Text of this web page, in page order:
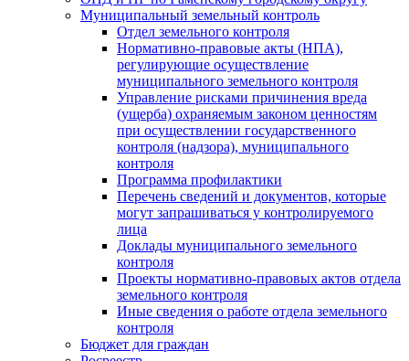
Муниципальный земельный контроль
Отдел земельного контроля
Нормативно-правовые акты (НПА),
регулирующие осуществление
муниципального земельного контроля
Управление рисками причинения вреда
(ущерба) охраняемым законом ценностям
при осуществлении государственного
контроля (надзора), муниципального
контроля
Программа профилактики
Перечень сведений и документов, которые
могут запрашиваться у контролируемого
лица
Доклады муниципального земельного
контроля
Проекты нормативно-правовых актов отдела
земельного контроля
Иные сведения о работе отдела земельного
контроля
Бюджет для граждан